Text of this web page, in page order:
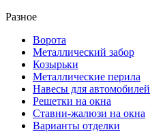
Разное
Ворота
Металлический забор
Козырьки
Металлические перила
Навесы для автомобилей
Решетки на окна
Ставни-жалюзи на окна
Варианты отделки